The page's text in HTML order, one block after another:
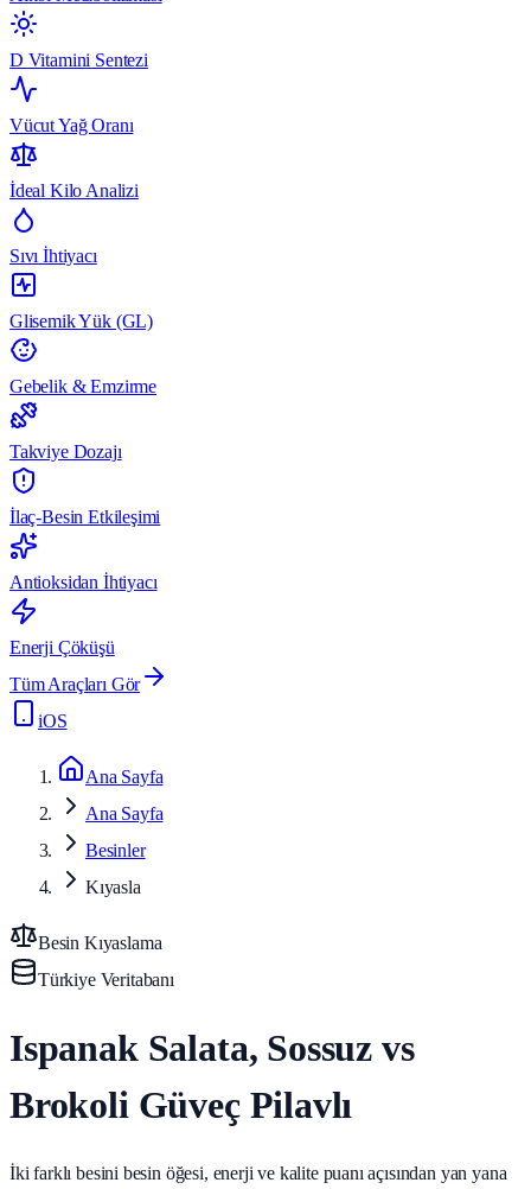
D Vitamini Sentezi
Vücut Yağ Oranı
İdeal Kilo Analizi
Sıvı İhtiyacı
Glisemik Yük (GL)
Gebelik & Emzirme
Takviye Dozajı
İlaç-Besin Etkileşimi
Antioksidan İhtiyacı
Enerji Çöküşü
Tüm Araçları Gör
iOS
Ana Sayfa
Ana Sayfa
Besinler
Kıyasla
Besin Kıyaslama
Türkiye Veritabanı
Ispanak Salata, Sossuz vs
Brokoli Güveç Pilavlı
İki farklı besini besin öğesi, enerji ve kalite puanı açısından yan yana